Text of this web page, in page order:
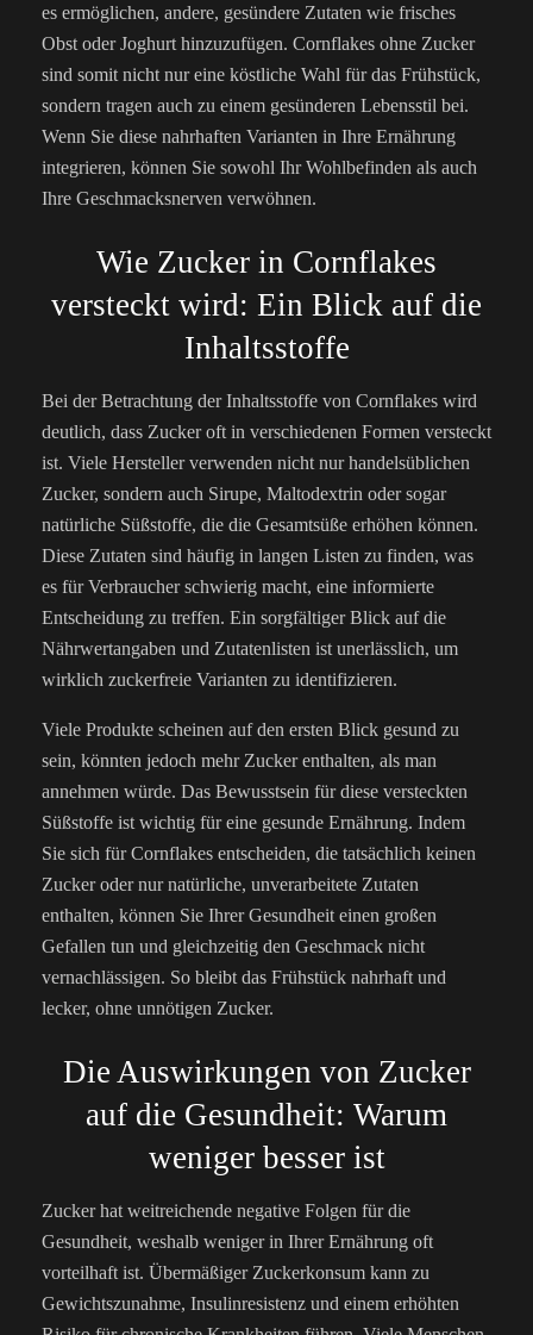
es ermöglichen, andere, gesündere Zutaten wie frisches
Obst oder Joghurt hinzuzufügen. Cornflakes ohne Zucker
sind somit nicht nur eine köstliche Wahl für das Frühstück,
sondern tragen auch zu einem gesünderen Lebensstil bei.
Wenn Sie diese nahrhaften Varianten in Ihre Ernährung
integrieren, können Sie sowohl Ihr Wohlbefinden als auch
Ihre Geschmacksnerven verwöhnen.
Wie Zucker in Cornflakes
versteckt wird: Ein Blick auf die
Inhaltsstoffe
Bei der Betrachtung der Inhaltsstoffe von Cornflakes wird
deutlich, dass Zucker oft in verschiedenen Formen versteckt
ist. Viele Hersteller verwenden nicht nur handelsüblichen
Zucker, sondern auch Sirupe, Maltodextrin oder sogar
natürliche Süßstoffe, die die Gesamtsüße erhöhen können.
Diese Zutaten sind häufig in langen Listen zu finden, was
es für Verbraucher schwierig macht, eine informierte
Entscheidung zu treffen. Ein sorgfältiger Blick auf die
Nährwertangaben und Zutatenlisten ist unerlässlich, um
wirklich zuckerfreie Varianten zu identifizieren.
Viele Produkte scheinen auf den ersten Blick gesund zu
sein, könnten jedoch mehr Zucker enthalten, als man
annehmen würde. Das Bewusstsein für diese versteckten
Süßstoffe ist wichtig für eine gesunde Ernährung. Indem
Sie sich für Cornflakes entscheiden, die tatsächlich keinen
Zucker oder nur natürliche, unverarbeitete Zutaten
enthalten, können Sie Ihrer Gesundheit einen großen
Gefallen tun und gleichzeitig den Geschmack nicht
vernachlässigen. So bleibt das Frühstück nahrhaft und
lecker, ohne unnötigen Zucker.
Die Auswirkungen von Zucker
auf die Gesundheit: Warum
weniger besser ist
Zucker hat weitreichende negative Folgen für die
Gesundheit, weshalb weniger in Ihrer Ernährung oft
vorteilhaft ist. Übermäßiger Zuckerkonsum kann zu
Gewichtszunahme, Insulinresistenz und einem erhöhten